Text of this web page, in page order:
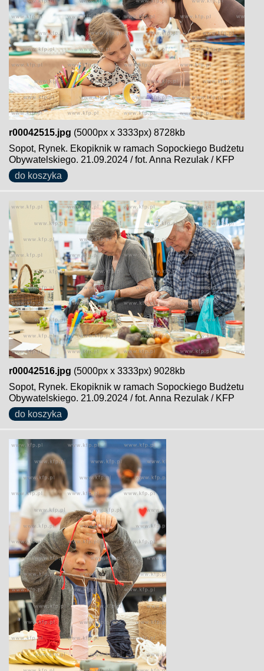
r00042515.jpg (5000px x 3333px) 8728kb
Sopot, Rynek. Ekopiknik w ramach Sopockiego Budżetu
Obywatelskiego. 21.09.2024 / fot. Anna Rezulak / KFP
do koszyka
r00042516.jpg (5000px x 3333px) 9028kb
Sopot, Rynek. Ekopiknik w ramach Sopockiego Budżetu
Obywatelskiego. 21.09.2024 / fot. Anna Rezulak / KFP
do koszyka